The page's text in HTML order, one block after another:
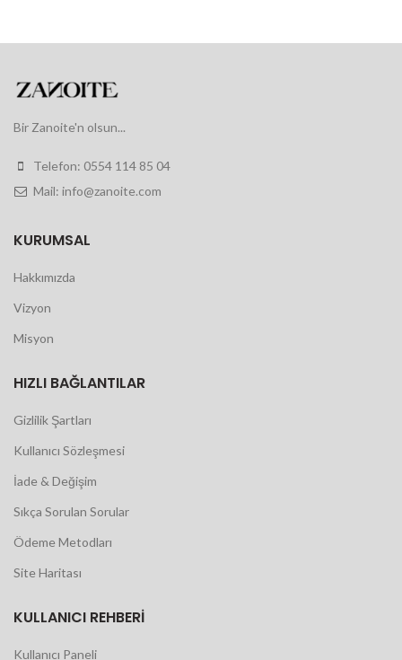
Bir Zanoite'n olsun...
Telefon: 0554 114 85 04
Mail: info@zanoite.com
KURUMSAL
Hakkımızda
Vizyon
Misyon
HIZLI BAĞLANTILAR
Gizlilik Şartları
Kullanıcı Sözleşmesi
İade & Değişim
Sıkça Sorulan Sorular
Ödeme Metodları
Site Haritası
KULLANICI REHBERI
Kullanıcı Paneli